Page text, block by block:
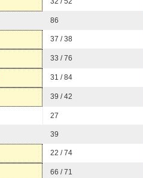
86
37 / 38
33 / 76
31 / 84
39 / 42
27
39
22 / 74
66 / 71